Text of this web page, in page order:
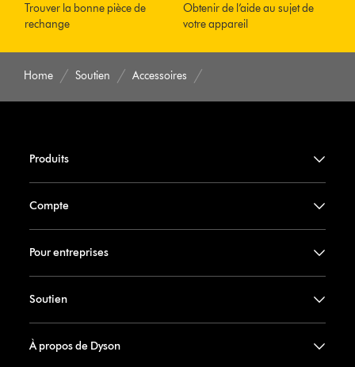
Trouver la bonne pièce de
rechange
Obtenir de l’aide au sujet de
votre appareil
Home Soutien Accessoires
Produits
Compte
Pour entreprises
Soutien
À propos de Dyson